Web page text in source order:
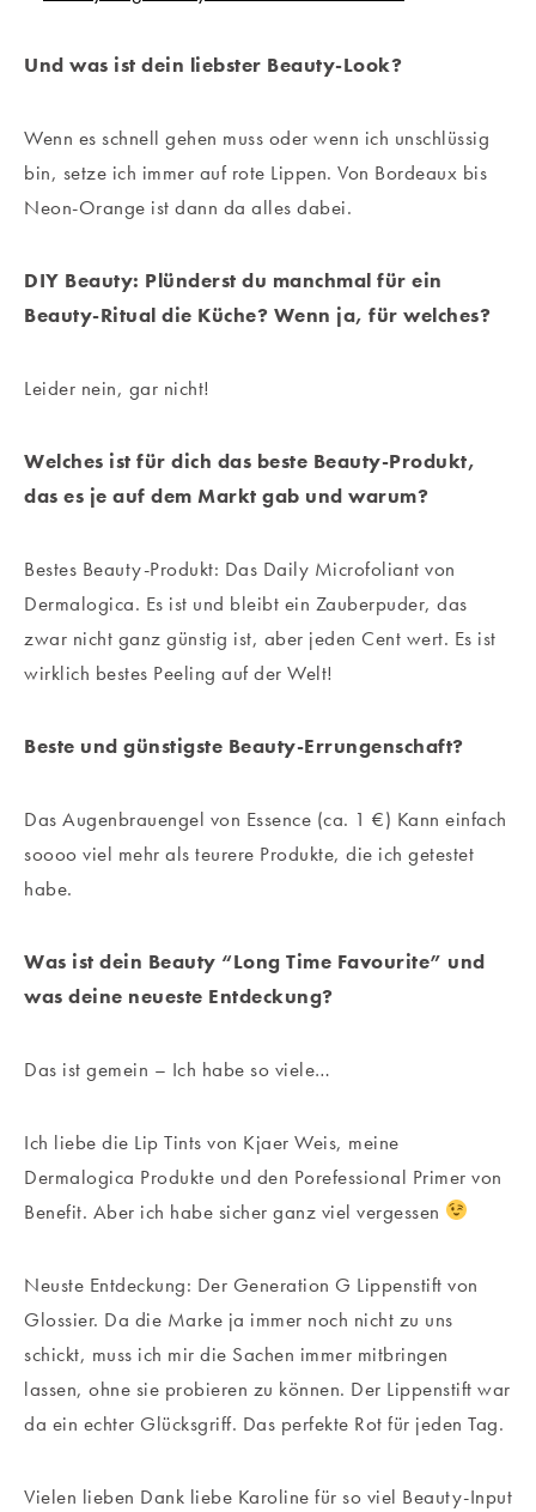
Und was ist dein liebster Beauty-Look?
Wenn es schnell gehen muss oder wenn ich unschlüssig
bin, setze ich immer auf rote Lippen. Von Bordeaux bis
Neon-Orange ist dann da alles dabei.
DIY Beauty: Plünderst du manchmal für ein
Beauty-Ritual die Küche? Wenn ja, für welches?
Leider nein, gar nicht!
Welches ist für dich das beste Beauty-Produkt,
das es je auf dem Markt gab und warum?
Bestes Beauty-Produkt: Das Daily Microfoliant von
Dermalogica. Es ist und bleibt ein Zauberpuder, das
zwar nicht ganz günstig ist, aber jeden Cent wert. Es ist
wirklich bestes Peeling auf der Welt!
Beste und günstigste Beauty-Errungenschaft?
Das Augenbrauengel von Essence (ca. 1 €) Kann einfach
soooo viel mehr als teurere Produkte, die ich getestet
habe.
Was ist dein Beauty “Long Time Favourite” und
was deine neueste Entdeckung?
Das ist gemein – Ich habe so viele…
Ich liebe die Lip Tints von Kjaer Weis, meine
Dermalogica Produkte und den Porefessional Primer von
Benefit. Aber ich habe sicher ganz viel vergessen
Neuste Entdeckung: Der Generation G Lippenstift von
Glossier. Da die Marke ja immer noch nicht zu uns
schickt, muss ich mir die Sachen immer mitbringen
lassen, ohne sie probieren zu können. Der Lippenstift war
da ein echter Glücksgriff. Das perfekte Rot für jeden Tag.
Vielen lieben Dank liebe Karoline für so viel Beauty-Input